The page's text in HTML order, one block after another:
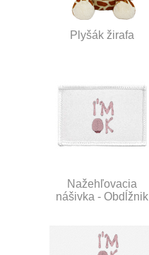
Plyšák žirafa
Nažehľovacia
nášivka - Obdĺžnik